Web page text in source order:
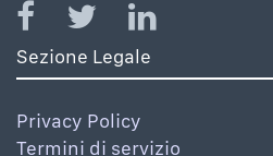
Sezione Legale
Privacy Policy
Termini di servizio